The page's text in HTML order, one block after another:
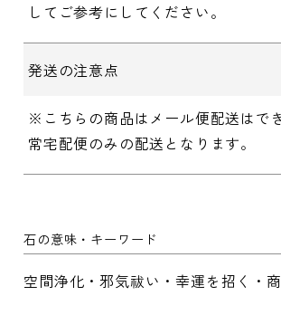
してご参考にしてください。
発送の注意点
※こちらの商品はメール便配送はで
常宅配便のみの配送となります。
石の意味・キーワード
空間浄化・邪気祓い・幸運を招く・